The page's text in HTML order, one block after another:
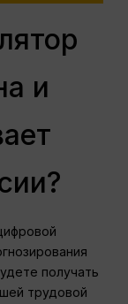
и
получать
трудовой